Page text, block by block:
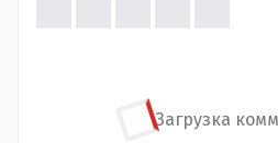
Загрузка